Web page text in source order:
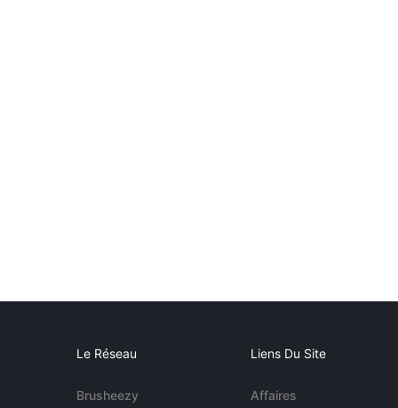
Le Réseau
Brusheezy
Liens Du Site
Affaires